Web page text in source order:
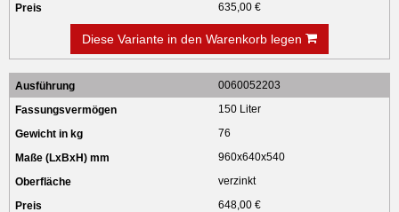
635,00 €
Diese Variante in den Warenkorb legen
0060052203
150 Liter
76
960x640x540
verzinkt
648,00 €